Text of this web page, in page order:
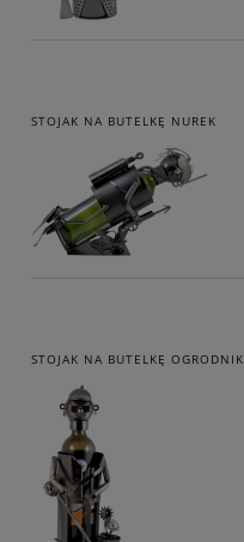
STOJAK NA BUTELKĘ NUREK
STOJAK NA BUTELKĘ OGRODNIK